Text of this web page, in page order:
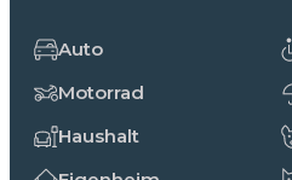
Auto
Motorrad
Haushalt